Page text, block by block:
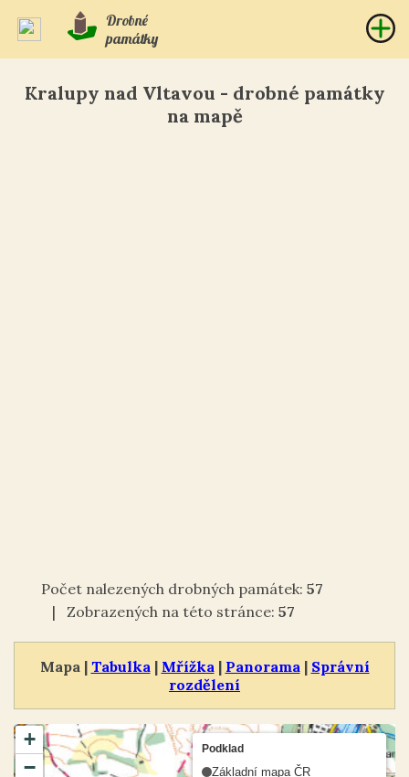
Drobné
památky
Kralupy nad Vltavou - drobné památky
na mapě
Počet nalezených drobných památek: 57
| Zobrazených na této stránce: 57
Mapa | Tabulka | Mřížka | Panorama | Správní
rozdělení
+
−
Podklad
Základní mapa ČR